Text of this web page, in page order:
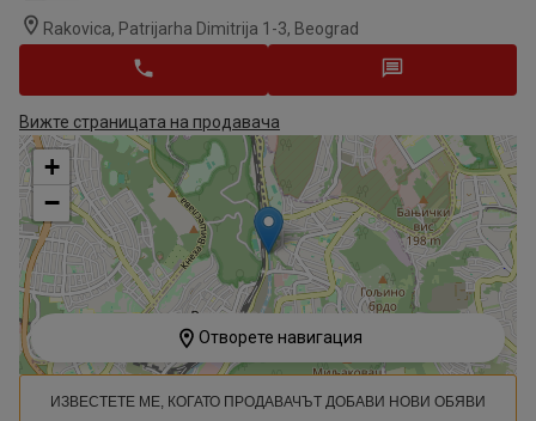
Rakovica, Patrijarha Dimitrija 1-3, Beograd
Вижте страницата на продавача
+
−
Отворете навигация
ИЗВЕСТЕТЕ МЕ, КОГАТО ПРОДАВАЧЪТ ДОБАВИ НОВИ ОБЯВИ